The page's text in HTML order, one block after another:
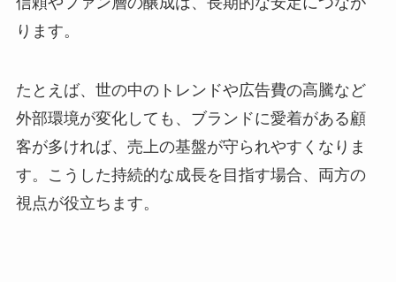
ります。
たとえば、世の中のトレンドや広告費の高騰など
外部環境が変化しても、ブランドに愛着がある顧
客が多ければ、売上の基盤が守られやすくなりま
す。こうした持続的な成長を目指す場合、両方の
視点が役立ちます。